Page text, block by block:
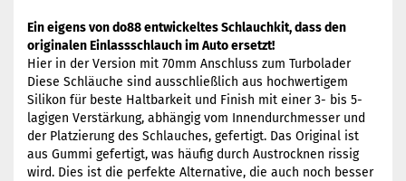
Ein eigens von do88 entwickeltes Schlauchkit, dass den
originalen Einlassschlauch im Auto ersetzt!
Hier in der Version mit 70mm Anschluss zum Turbolader
Diese Schläuche sind ausschließlich aus hochwertigem
Silikon für beste Haltbarkeit und Finish mit einer 3- bis 5-
lagigen Verstärkung, abhängig vom Innendurchmesser und
der Platzierung des Schlauches, gefertigt. Das Original ist
aus Gummi gefertigt, was häufig durch Austrocknen rissig
wird. Dies ist die perfekte Alternative, die auch noch besser